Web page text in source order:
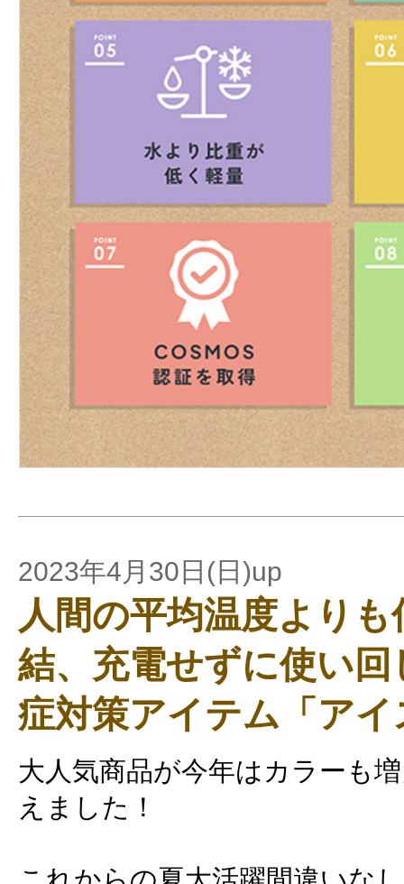
2023年4月30日(日)up
人間の平均温度より
結、充電せずに使い
症対策アイテム「ア
大人気商品が今年はカラーも
えました！